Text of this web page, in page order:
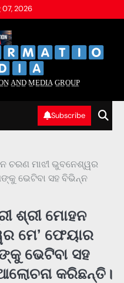
07, 2026
A̲N̲D̲ M̲E̲D̲I̲A̲ G̲R̲O̲U̲P̲
Subscribe
ଚରଣ ମାଝୀ ଭୁବନେଶ୍ୱର
ଭେଟିବା ସହ ବିଭିନ୍ନ
ଶ୍ରୀ ମୋହନ
ମେ’ ଫେୟାର
ଭେଟିବା ସହ
କରିଛନ୍ତି।